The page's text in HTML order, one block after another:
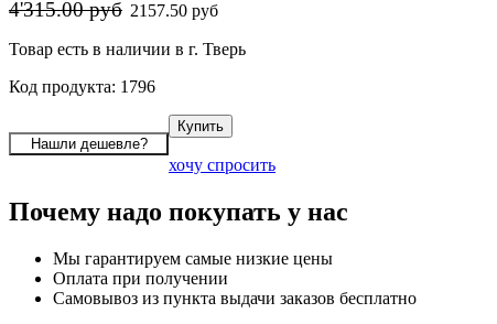
4'315.00 руб 2157.50 руб
Товар есть в наличии в г. Тверь
Код продукта: 1796
хочу спросить
Почему надо покупать у нас
Мы гарантируем самые низкие цены
Оплата при получении
Самовывоз из пункта выдачи заказов бесплатно